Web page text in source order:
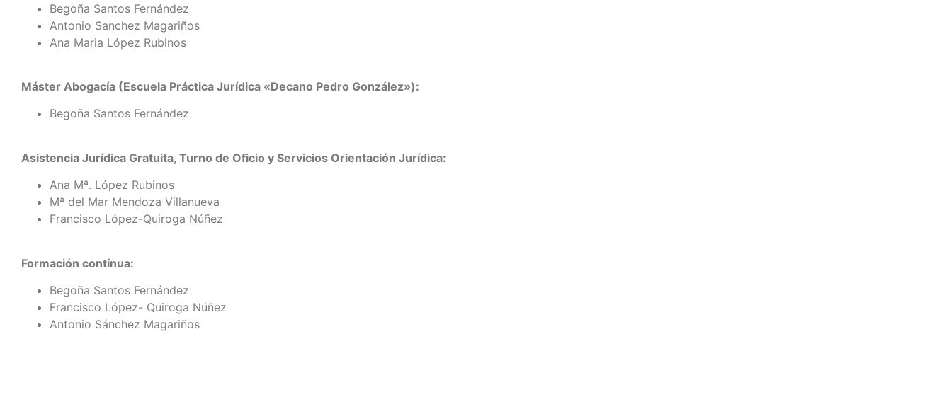
Begoña Santos Fernández
Antonio Sanchez Magariños
Ana Maria López Rubinos
Máster Abogacía (Escuela Práctica Jurídica «Decano Pedro González»):
Begoña Santos Fernández
Asistencia Jurídica Gratuita, Turno de Oficio y Servicios Orientación Jurídica:
Ana Mª. López Rubinos
Mª del Mar Mendoza Villanueva
Francisco López-Quiroga Núñez
Formación contínua:
Begoña Santos Fernández
Francisco López- Quiroga Núñez
Antonio Sánchez Magariños